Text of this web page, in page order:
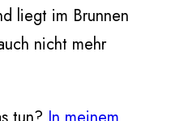
liegt im Brunnen
nicht mehr